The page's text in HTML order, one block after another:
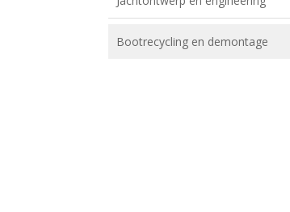
Bootrecycling en demontage